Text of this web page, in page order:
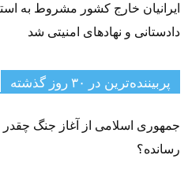
ایرانیان خارج کشور مشروط به
دادستانی و نهادهای امنیتی شد
پربیننده‌ترین‌ در ۳۰ روز گذشته
جمهوری اسلامی از آغاز جنگ چقدر
رسانده؟